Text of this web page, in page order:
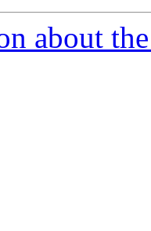
about